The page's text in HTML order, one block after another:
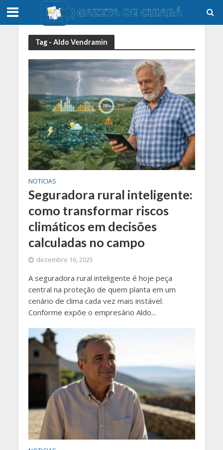
Tag - Aldo Vendramin
NOTICIAS
Seguradora rural inteligente:
como transformar riscos
climáticos em decisões
calculadas no campo
dezembro 16, 2025
A seguradora rural inteligente é hoje peça
central na proteção de quem planta em um
cenário de clima cada vez mais instável.
Conforme expõe o empresário Aldo...